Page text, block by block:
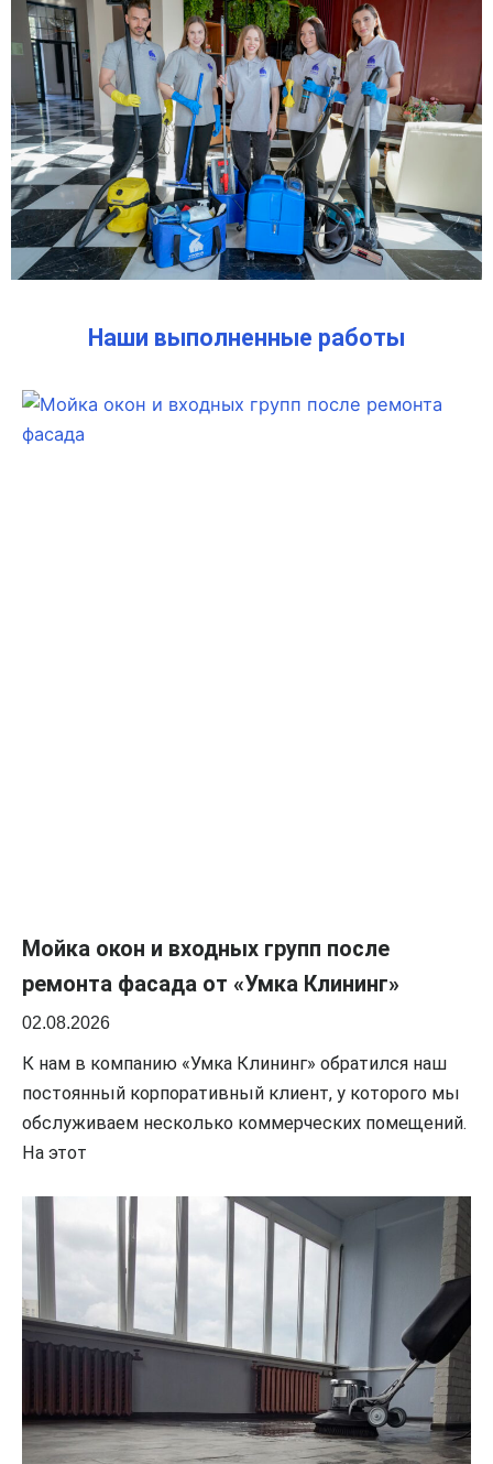
Наши выполненные работы
Мойка окон и входных групп после
ремонта фасада от «Умка Клининг»
02.08.2026
К нам в компанию «Умка Клининг» обратился наш
постоянный корпоративный клиент, у которого мы
обслуживаем несколько коммерческих помещений.
На этот